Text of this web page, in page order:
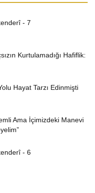
- 7
Kurtulamadığı Hafiflik:
Hayat Tarzı Edinmişti
Ama İçimizdeki Manevi
- 6